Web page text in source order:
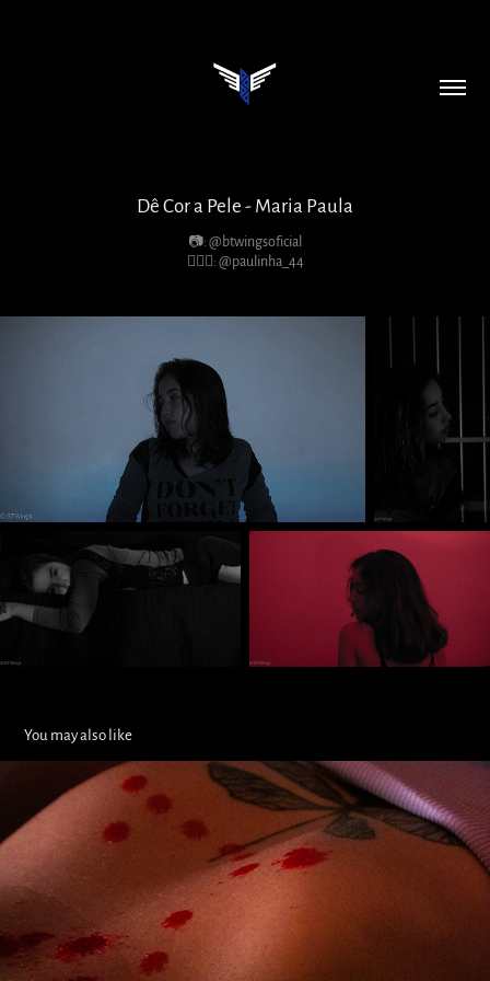
Dê Cor a Pele - Maria Paula
📷: @btwingsoficial
💁🏻‍♀️: @paulinha_44
You may also like
Dê Cor a Pele - Coentro
2023